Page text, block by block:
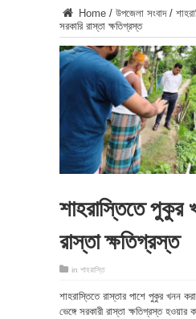
Home / উপজেলা সংবাদ /
সরকারি রাস্তা ক্ষতিগ্রস্ত
শাহরাস্তিতে পুকুর
রাস্তা ক্ষতিগ্রস্ত
in শাহরাস্তি
শাহরাস্তিতে রাস্তার পাশে পুকুর খনন
ভেঙ্গে সরকারী রাস্তা ক্ষতিগ্রস্ত হওয়ার